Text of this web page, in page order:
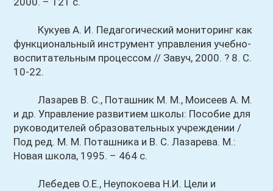
Кукуев А. И. Педагогический мониторинг как
функциональный инструмент управления учебно-
воспитательным процессом // Завуч, 2000. ? 8. С.
10-22.
Лазарев B. C., Поташник M. M., Моисеев A. M.
и др. Управление развитием школы: Пособие для
руководителей образовательных учреждении /
Под ред. М. М. Поташника и B. C. Лазарева. М.:
Новая школа, 1995. – 464 с.
Лебедев О.Е., Неупокоева Н.И. Цели и